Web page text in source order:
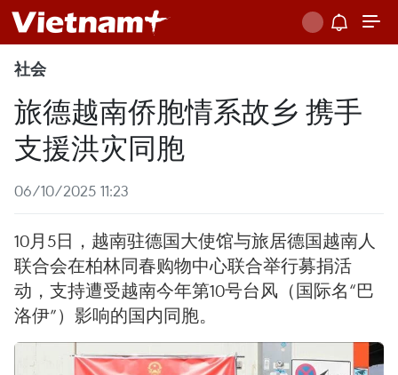
社会
旅德越南侨胞情系故乡 携手
支援洪灾同胞
06/10/2025 11:23
10月5日，越南驻德国大使馆与旅居德国越南人
联合会在柏林同春购物中心联合举行募捐活
动，支持遭受越南今年第10号台风（国际名“巴
洛伊”）影响的国内同胞。